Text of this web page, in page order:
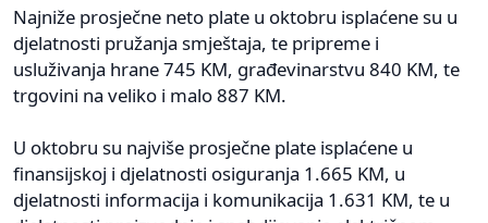
Najniže prosječne neto plate u oktobru isplaćene su u
djelatnosti pružanja smještaja, te pripreme i
usluživanja hrane 745 KM, građevinarstvu 840 KM, te
trgovini na veliko i malo 887 KM.
U oktobru su najviše prosječne plate isplaćene u
finansijskoj i djelatnosti osiguranja 1.665 KM, u
djelatnosti informacija i komunikacija 1.631 KM, te u